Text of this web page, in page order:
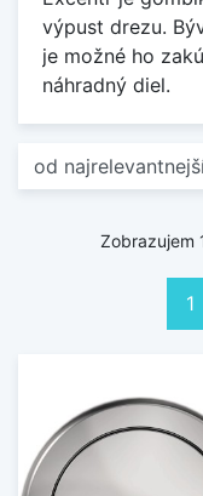
výpust drezu.
je možné ho
náhradný diel.
Zobrazujem
1